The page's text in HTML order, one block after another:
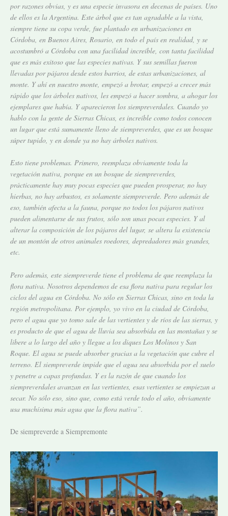
por razones obvias, y es una especie invasora en decenas de países. Uno
de ellos es la Argentina. Este árbol que es tan agradable a la vista,
siempre tiene su copa verde, fue plantado en urbanizaciones en
Córdoba, en Buenos Aires, Rosario, en todo el país en realidad, y se
acostumbró a Córdoba con una facilidad increíble, con tanta facilidad
que es más exitoso que las especies nativas. Y sus semillas fueron
llevadas por pájaros desde estos barrios, de estas urbanizaciones, al
monte. Y ahí en nuestro monte, empezó a brotar, empezó a crecer más
rápido que los árboles nativos, les empezó a hacer sombra, a ahogar los
ejemplares que había. Y aparecieron los siempreverdales. Cuando yo
hablo con la gente de Sierras Chicas, es increíble como todos conocen
un lugar que está sumamente lleno de siempreverdes, que es un bosque
súper tupido, y en donde ya no hay árboles nativos.
Esto tiene problemas. Primero, reemplaza obviamente toda la
vegetación nativa, porque en un bosque de siempreverdes,
prácticamente hay muy pocas especies que pueden prosperar, no hay
hierbas, no hay arbustos, es solamente siempreverde. Pero además de
eso, también afecta a la fauna, porque no todos los pájaros nativos
pueden alimentarse de sus frutos, sólo son unas pocas especies. Y al
alterar la composición de los pájaros del lugar, se altera la existencia
de un montón de otros animales roedores, depredadores más grandes,
etc.
Pero además, este siempreverde tiene el problema de que reemplaza la
flora nativa. Nosotros dependemos de esa flora nativa para regular los
ciclos del agua en Córdoba. No sólo en Sierras Chicas, sino en toda la
región metropolitana. Por ejemplo, yo vivo en la ciudad de Córdoba,
pero el agua que yo tomo sale de las vertientes y de ríos de las sierras, y
es producto de que el agua de lluvia sea absorbida en las montañas y se
libere a lo largo del año y llegue a los diques Los Molinos y San
Roque. El agua se puede absorber gracias a la vegetación que cubre el
terreno. El siempreverde impide que el agua sea absorbida por el suelo
y penetre a capas profundas. Y es la razón de que cuando los
siempreverdales avanzan en las vertientes, esas vertientes se empiezan a
secar. No sólo eso, sino que, como está verde todo el año, obviamente
usa muchísima más agua que la flora nativa”.
De siempreverde a Siempremonte